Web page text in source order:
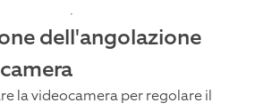
dell'angolazione
la videocamera per regolare il